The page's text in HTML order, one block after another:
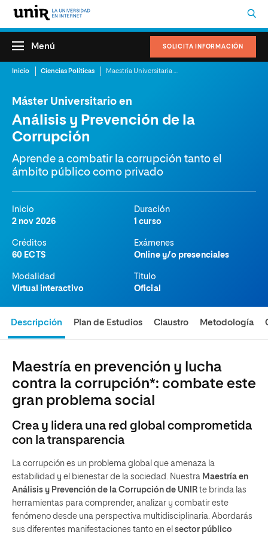
SOLICITA INFORMACIÓN
Menú
Inicio Ciencias Políticas
Máster Universitario en
Análisis y Prevención de la
Corrupción
Aprende a combatir la corrupción tanto el
ámbito público como privado
Inicio
2 nov 2026
Duración
1 curso
Créditos
60 ECTS
Exámenes
Online y/o presenciales
Modalidad
Virtual interactivo
Titulo
Oficial
Descripción Plan de Estudios Claustro Metodología
Maestría en prevención y lucha
contra la corrupción*: combate este
gran problema social
Crea y lidera una red global comprometida
con la transparencia
La corrupción es un problema global que amenaza la
estabilidad y el bienestar de la sociedad. Nuestra Maestría en
Análisis y Prevención de la Corrupción de UNIR te brinda las
herramientas para comprender, analizar y combatir este
fenómeno desde una perspectiva multidisciplinaria. Abordarás
sus diferentes manifestaciones tanto en el sector público